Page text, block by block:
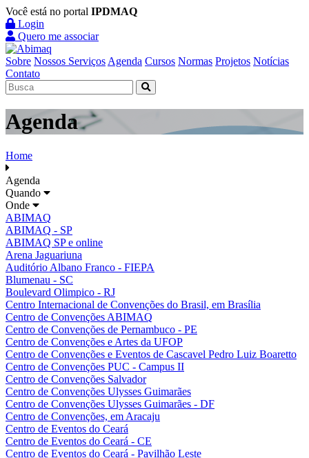
Você está no portal IPDMAQ
Login
Quero me associar
Sobre Nossos Serviços Agenda Cursos Normas Projetos Notícias
Contato
Agenda
Home
Agenda
Quando
Onde
ABIMAQ
ABIMAQ - SP
ABIMAQ SP e online
Arena Jaguariuna
Auditório Albano Franco - FIEPA
Blumenau - SC
Boulevard Olimpico - RJ
Centro Internacional de Convenções do Brasil, em Brasília
Centro de Convenções ABIMAQ
Centro de Convenções de Pernambuco - PE
Centro de Convenções e Artes da UFOP
Centro de Convenções e Eventos de Cascavel Pedro Luiz Boaretto
Centro de Convenções PUC - Campus II
Centro de Convenções Salvador
Centro de Convenções Ulysses Guimarães
Centro de Convenções Ulysses Guimarães - DF
Centro de Convenções, em Aracaju
Centro de Eventos do Ceará
Centro de Eventos do Ceará - CE
Centro de Eventos do Ceará - Pavilhão Leste